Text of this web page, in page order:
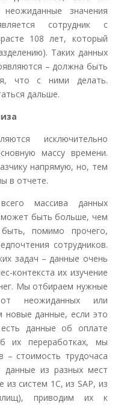
значения
сотрудник с
108 лет, который
Таких данных
– должна быть
что с ними делать.
дальше.
исключительно
массу времени.
напрямую, но, тем
в отчете.
массива данных
быть больше, чем
помимо прочего,
сотрудников.
задач – данные очень
контекста их изучение
Мы отбираем нужные
неожиданных или
новые данные, если это
данные об оплате
их переработках, мы
стоимость трудочаса
данные из разных мест
из систем 1С, из SAP, из
приводим их к